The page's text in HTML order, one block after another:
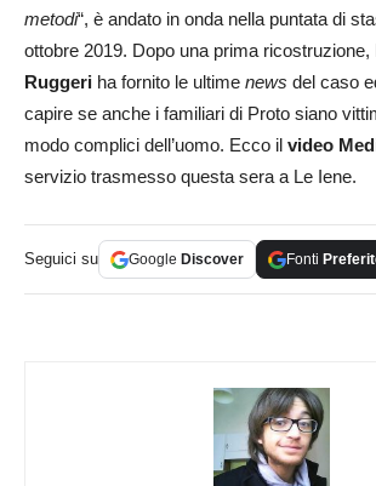
metodi“, è andato in onda nella puntata di
ottobre 2019. Dopo una prima ricostruzione,
Ruggeri ha fornito le ultime news del caso
capire se anche i familiari di Proto siano
modo complici dell’uomo. Ecco il video
servizio trasmesso questa sera a Le Iene.
Seguici su Google Discover Fonti